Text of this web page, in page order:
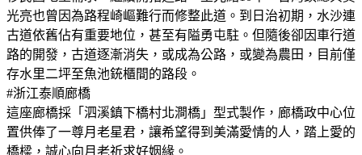
光亮也曾因為路程崎嶇難行而修整此道。到日治初期，水沙連
古道依舊佔有重要地位，甚至有隘勇屯駐。但隨後卻因車行道
路的開發，古道逐漸消失，或成為公路，或變為農田，目前僅
存水里二坪至魚池銃櫃間的路段。
#浙江泰順廊橋
這座廊橋採「泗溪鎮下橋村北澗橋」型式製作，廊橋政中心位
置供俸了一尊月老星君，讓希望得到美滿愛情的人，踏上愛的
橋樑，誠心向月老祈求好姻緣。